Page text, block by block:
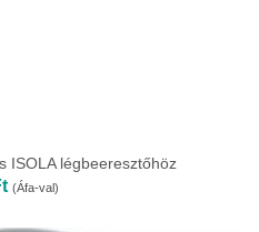
ISOLA légbeeresztőhöz
(Áfa-val)